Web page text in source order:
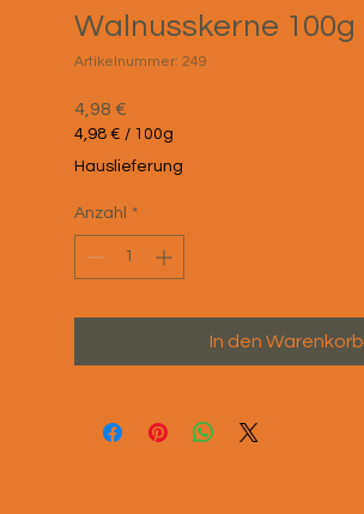
Walnusskerne 100g
Artikelnummer: 249
4,98 €
4,98 € / 100g
4,98 €
Hauslieferung
Anzahl *
In den Warenkorb